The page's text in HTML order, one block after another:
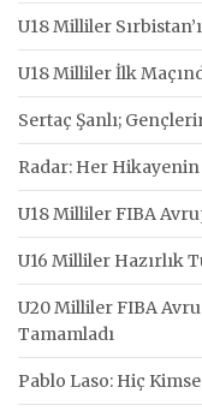
U18 Milliler
U18 Milliler İlk
Sertaç Şanlı;
Radar: Her
U18 Milliler FIBA
U16 Milliler Hazırlık
U20 Milliler FIBA
Tamamladı
Pablo Laso: Hiç